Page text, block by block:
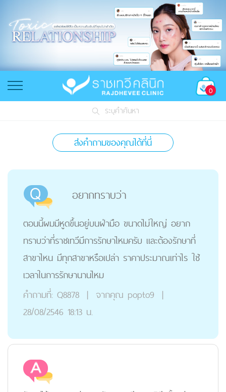
0
ระบุคำค้นหา
ส่งคำถามของคุณได้ที่นี่
อยากทราบว่า
ตอนนี้ผมมีหูดขึ้นอยู่บนฝ่ามือ ขนาดไม่ใหญ่ อยาก
ทราบว่าที่ราชเทวีมีการรักษาไหมครับ และต้องรักษาที่
สาขาไหน มีทุกสาขาหรือเปล่า ราคาประมาณเท่าไร ใช้
เวลาในการรักษานานไหม
คำถามที่: Q8878 | จากคุณ popto9 |
28/08/2546 18:13 น.